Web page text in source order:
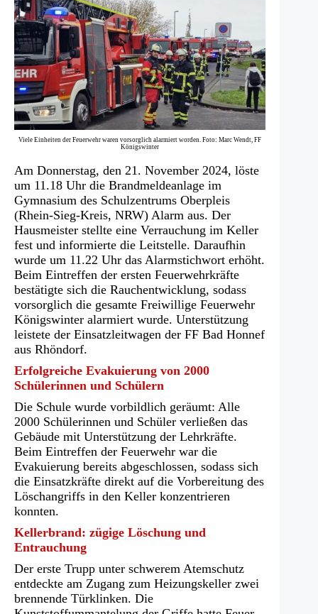
Viele Einheiten der Feuerwehr waren vorsorglich alarmiert worden. Foto: Marc Wendt, FF
Königswinter
Am Donnerstag, den 21. November 2024, löste
um 11.18 Uhr die Brandmeldeanlage im
Gymnasium des Schulzentrums Oberpleis
(Rhein-Sieg-Kreis, NRW) Alarm aus. Der
Hausmeister stellte eine Verrauchung im Keller
fest und informierte die Leitstelle. Daraufhin
wurde um 11.22 Uhr das Alarmstichwort erhöht.
Beim Eintreffen der ersten Feuerwehrkräfte
bestätigte sich die Rauchentwicklung, sodass
vorsorglich die gesamte Freiwillige Feuerwehr
Königswinter alarmiert wurde. Unterstützung
leistete der Einsatzleitwagen der FF Bad Honnef
aus Rhöndorf.
Erfolgreiche Evakuierung von 2000
Schülerinnen und Schülern
Die Schule wurde vorbildlich geräumt: Alle
2000 Schülerinnen und Schüler verließen das
Gebäude mit Unterstützung der Lehrkräfte.
Beim Eintreffen der Feuerwehr war die
Evakuierung bereits abgeschlossen, sodass sich
die Einsatzkräfte direkt auf die Vorbereitung des
Löschangriffs in den Keller konzentrieren
konnten.
Kellerbrand: zügige Löschung und
Entrauchung
Der erste Trupp unter schwerem Atemschutz
entdeckte am Zugang zum Heizungskeller zwei
brennende Türklinken. Die